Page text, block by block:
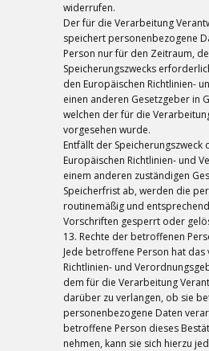
widerrufen.
Der für die Verarbeitung
speichert personenbezogene
Person nur für den Zeitraum,
Speicherungszwecks
den Europäischen Richtlinien-
einen anderen Gesetzgeber in
welchen der für die
vorgesehen wurde.
Entfällt der Speicherungszweck
Europäischen Richtlinien- und
einem anderen zuständigen
Speicherfrist ab, werden die
routinemäßig und
Vorschriften gesperrt oder
13. Rechte der betroffenen
Jede betroffene Person hat das
Richtlinien- und
dem für die Verarbeitung
darüber zu verlangen, ob sie
personenbezogene Daten
betroffene Person dieses
nehmen, kann sie sich hierzu